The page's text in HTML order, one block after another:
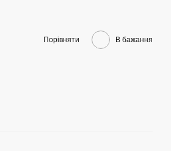
Порівняти В бажання